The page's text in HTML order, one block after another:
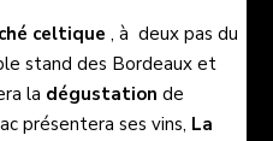
celtique, à deux pas du
stand des Bordeaux et
la dégustationde
présentera ses vins, La